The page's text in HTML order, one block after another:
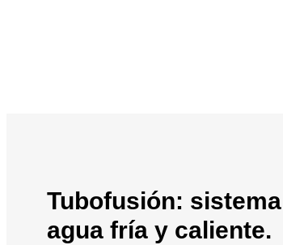
Tubofusión:
agua fría y caliente.